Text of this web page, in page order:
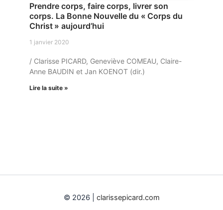
Prendre corps, faire corps, livrer son
corps. La Bonne Nouvelle du « Corps du
Christ » aujourd’hui
1 janvier 2020
/ Clarisse PICARD, Geneviève COMEAU, Claire-
Anne BAUDIN et Jan KOENOT (dir.)
Lire la suite »
© 2026 | clarissepicard.com